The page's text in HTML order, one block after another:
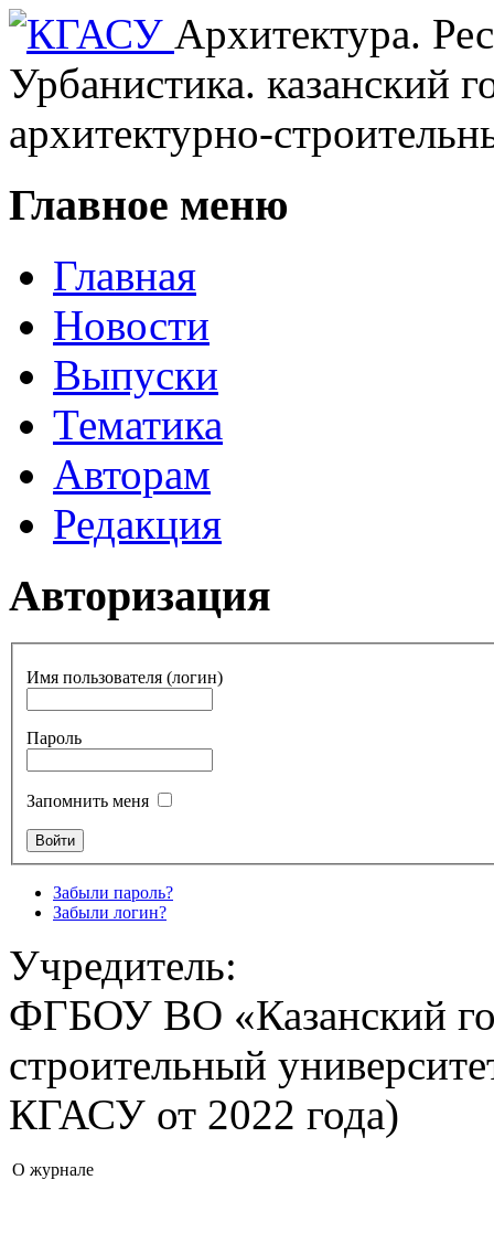
КГАСУ Архитектура.
Урбанистика. казанский
архитектурно-
Главное меню
Главная
Новости
Выпуски
Тематика
Авторам
Редакция
Авторизация
Имя пользователя (логин)
Пароль
Запомнить меня
Забыли пароль?
Забыли логин?
Учредитель:
ФГБОУ ВО «Казанский
строительный
КГАСУ от 2022 года)
О журнале